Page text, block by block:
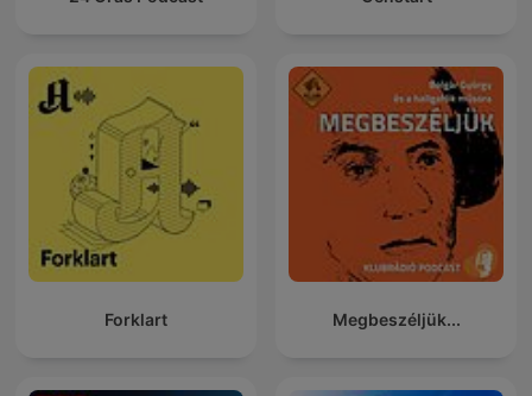
Forklart Megbeszéljük...